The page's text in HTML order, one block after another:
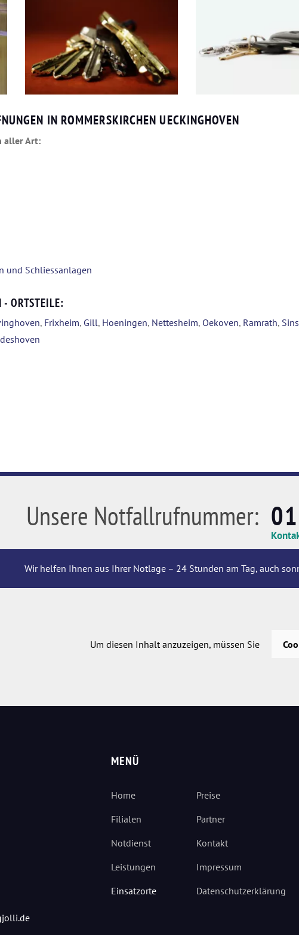
IN ROMMERSKIRCHEN UECKINGHOVEN
aller Art:
und Schliessanlagen
- ORTSTEILE:
, Frixheim, Gill, Hoeningen, Nettesheim, Oekoven, Ramrath,
Unsere Notfallrufnummer:
Wir helfen Ihnen aus Ihrer Notlage – 24 Stunden am Tag, auch
Um diesen Inhalt anzuzeigen, müssen Sie
MENÜ
Home
Filialen
Notdienst
Leistungen
Einsatzorte
Preise
Partner
Kontakt
Impressum
Datenschutzerklärung